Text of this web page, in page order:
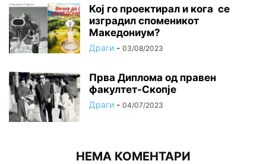
Кој го проектирал и кога се
изградил споменикот
Македониум?
Драги - 03/08/2023
Прва Диплома од правен
факултет-Скопје
Драги - 04/07/2023
НЕМА КОМЕНТАРИ